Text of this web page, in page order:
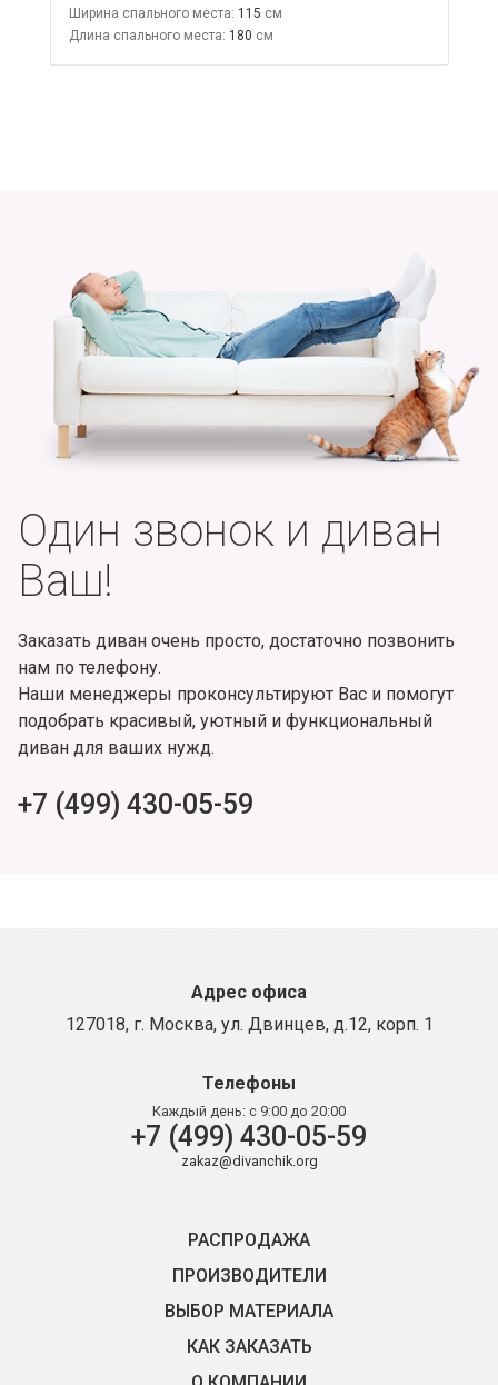
Ширина спального места: 115
Длина спального места: 180
Один звонок и диван
Ваш!
Заказать диван очень просто, достаточно позвонить
нам по телефону.
Наши менеджеры проконсультируют Вас и помогут
подобрать красивый, уютный и функциональный
диван для ваших нужд.
+7 (499) 430-05-59
Адрес офиса
127018, г. Москва, ул. Двинцев, д.12, корп. 1
Телефоны
Каждый день: с 9:00 до 20:00
+7 (499) 430-05-59
zakaz@divanchik.org
РАСПРОДАЖА
ПРОИЗВОДИТЕЛИ
ВЫБОР МАТЕРИАЛА
КАК ЗАКАЗАТЬ